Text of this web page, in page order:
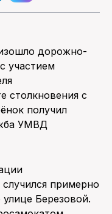
дорожно-
участием
столкновения с
получил
УМВД
примерно
Березовой.